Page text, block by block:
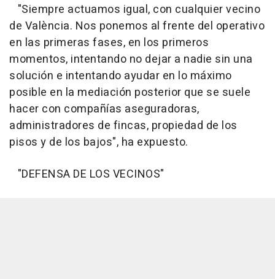
"Siempre actuamos igual, con cualquier vecino
de València. Nos ponemos al frente del operativo
en las primeras fases, en los primeros
momentos, intentando no dejar a nadie sin una
solución e intentando ayudar en lo máximo
posible en la mediación posterior que se suele
hacer con compañías aseguradoras,
administradores de fincas, propiedad de los
pisos y de los bajos", ha expuesto.
"DEFENSA DE LOS VECINOS"